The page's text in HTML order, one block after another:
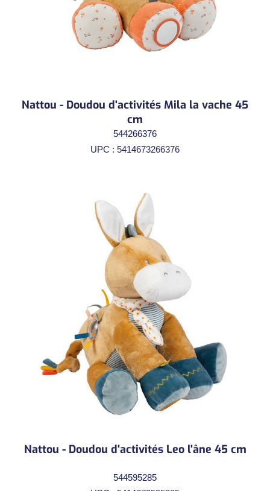
Nattou - Doudou d'activités Mila la vache 45
cm
544266376
UPC : 5414673266376
Nattou - Doudou d'activités Leo l'âne 45 cm
544595285